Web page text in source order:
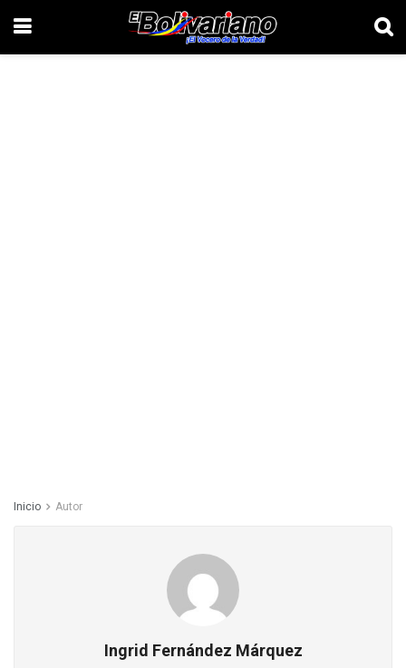
Inicio Autor
Ingrid Fernández Márquez